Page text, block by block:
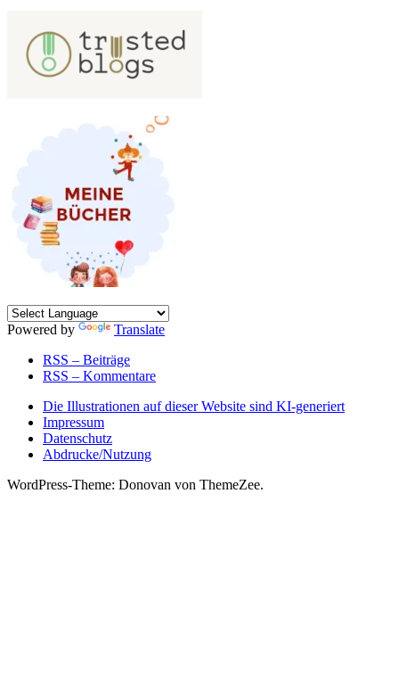
Powered by
Translate
RSS – Beiträge
RSS – Kommentare
Die Illustrationen auf dieser Website sind KI-generiert
Impressum
Datenschutz
Abdrucke/Nutzung
WordPress-Theme: Donovan von ThemeZee.